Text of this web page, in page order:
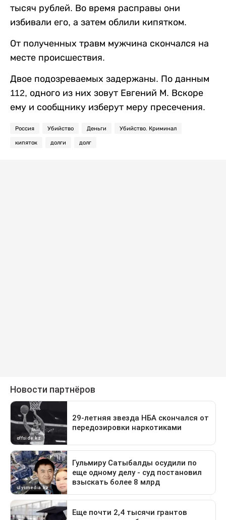
тысяч рублей. Во время расправы они
избивали его, а затем облили кипятком.
От полученных травм мужчина скончался на
месте происшествия.
Двое подозреваемых задержаны. По данным
112, одного из них зовут Евгений М. Вскоре
ему и сообщнику изберут меру пресечения.
Россия Убийство Деньги Убийство. Криминал
кипяток долги долг